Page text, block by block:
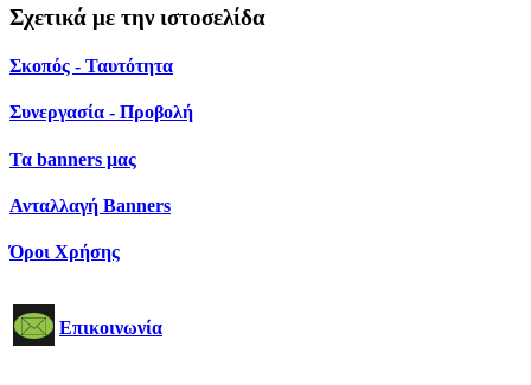
Σχετικά με την ιστοσελίδα
Σκοπός - Ταυτότητα
Συνεργασία - Προβολή
Τα banners μας
Ανταλλαγή Banners
Όροι Χρήσης
Επικοινωνία